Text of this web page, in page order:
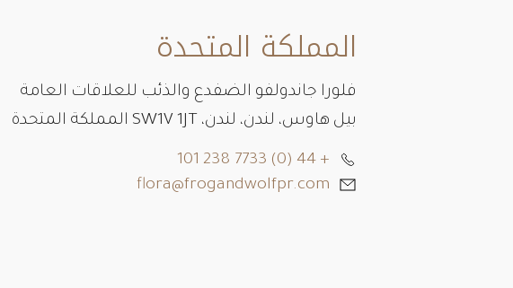
المملكة المتحدة
فلورا جاندولفو الضفدع والذئب للعلاقات العامة
بيل هاوس، لندن، لندن، SW1V 1JT المملكة المتحدة
+ 44 (0) 7733 238 101
flora@frogandwolfpr.com